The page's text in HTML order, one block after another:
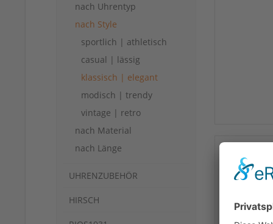
nach Uhrentyp
nach Style
sportlich | athletisch
casual | lässig
klassisch | elegant
modisch | trendy
vintage | retro
nach Material
nach Länge
UHRENZUBEHÖR
HIRSCH